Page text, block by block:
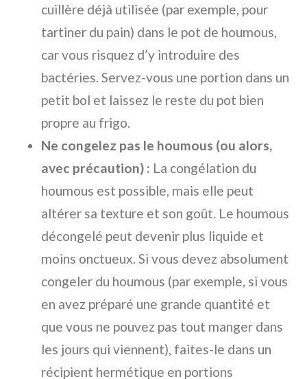
cuillère déjà utilisée (par exemple, pour
tartiner du pain) dans le pot de houmous,
car vous risquez d’y introduire des
bactéries. Servez-vous une portion dans un
petit bol et laissez le reste du pot bien
propre au frigo.
Ne congelez pas le houmous (ou alors,
avec précaution) : La congélation du
houmous est possible, mais elle peut
altérer sa texture et son goût. Le houmous
décongelé peut devenir plus liquide et
moins onctueux. Si vous devez absolument
congeler du houmous (par exemple, si vous
en avez préparé une grande quantité et
que vous ne pouvez pas tout manger dans
les jours qui viennent), faites-le dans un
récipient hermétique en portions